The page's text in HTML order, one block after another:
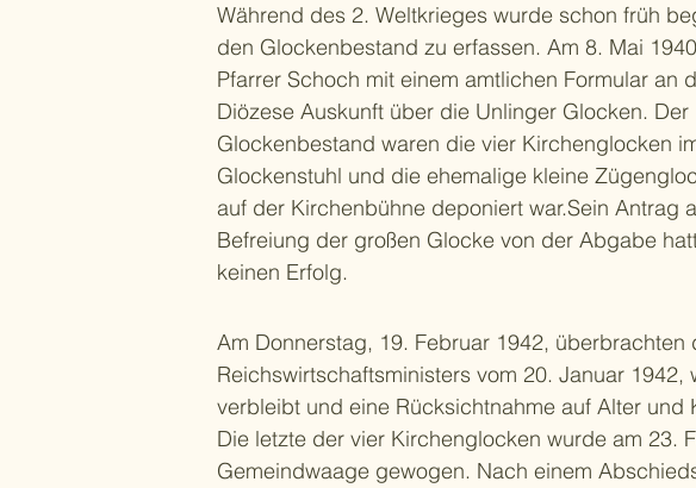
Am Donnerstag, 19. Februar 1942,
Reichswirtschaftsministers vom 20. Januar
verbleibt und eine Rücksichtnahme auf Alter und
Die letzte der vier Kirchenglocken wurde am 23.
Gemeindwaage gewogen. Nach einem
Während des 2. Weltkrieges wurde schon früh
den Glockenbestand zu erfassen. Am 8. Mai
Pfarrer Schoch mit einem amtlichen Formular an
Diözese Auskunft über die Unlinger Glocken. Der
Glockenbestand waren die vier Kirchenglocken
Glockenstuhl und die ehemalige kleine
auf der Kirchenbühne deponiert war.Sein Antrag
Befreiung der großen Glocke von der Abgabe
keinen Erfolg.